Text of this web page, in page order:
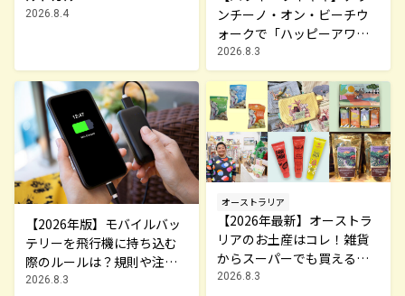
2026.8.4
ンチーノ・オン・ビーチウ
ォークで「ハッピーアワ
ー」開催中！本格イタリア
ンが$8から
2026.8.3
【2026年版】モバイルバッ
テリーを飛行機に持ち込む
際のルールは？規則や注意
点を解説
2026.8.3
オーストラリア
【2026年最新】オーストラ
リアのお土産はコレ！雑貨
からスーパーでも買えるグ
ルメまで13選
2026.8.3